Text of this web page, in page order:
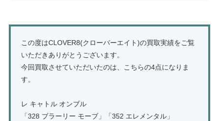
この度はCLOVER8(クローバーエイト)の買取実績をご覧
いただきありがとうございます。
今回買取させていただいたのは、こちらの4点になりま
す。
レ キャトル オンブル
「328 ブラーリー モーブ」「352 エレメンタル」